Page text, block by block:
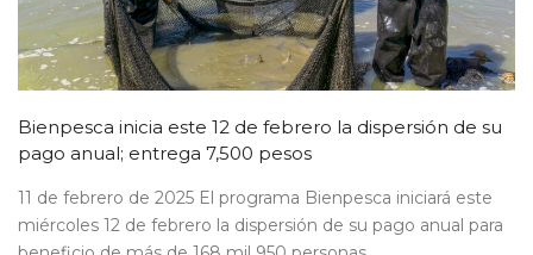
Bienpesca inicia este 12 de febrero la dispersión de su
pago anual; entrega 7,500 pesos
11 de febrero de 2025 El programa Bienpesca iniciará este
miércoles 12 de febrero la dispersión de su pago anual para